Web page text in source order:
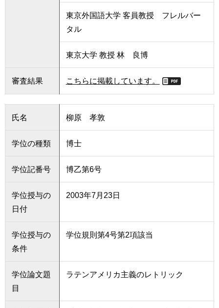
東京外国語大学 客員教授 フレルバー
タル
東京大学 教授 林 良博
審査結果 こちらに掲載しています。
氏名 柳原 孝敦
学位の種類 博士
学位記番号 博乙第6号
学位授与の
日付
2003年7月23日
学位授与の
条件
学位規則第4号第2項該当
学位論文題
目
ラテンアメリカ主義のレトリック